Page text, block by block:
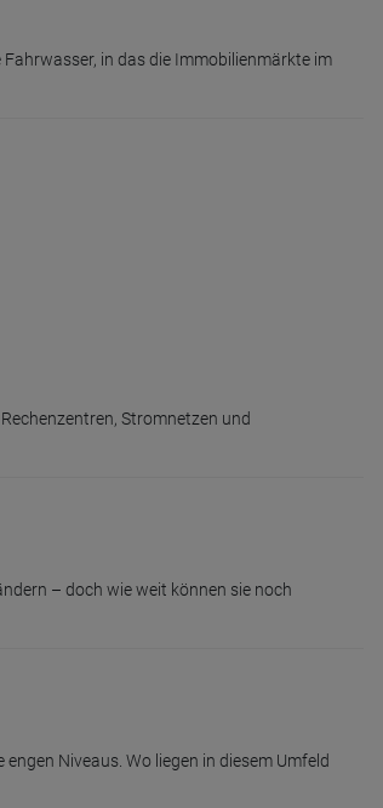
in das die Immobilienmärkte im
Stromnetzen und
– doch wie weit können sie noch
Niveaus. Wo liegen in diesem Umfeld